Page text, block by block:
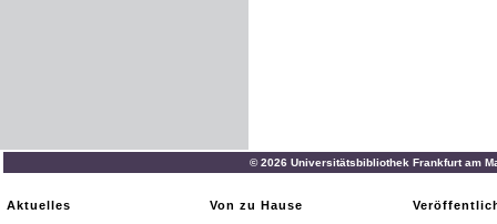
© 2026 Universitätsbibliothek Frankfurt am
Aktuelles
Von zu Hause